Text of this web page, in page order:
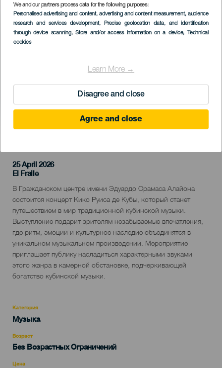
We and our partners process data for the following purposes:
Personalised advertising and content, advertising and content measurement, audience
research and services development, Precise geolocation data, and identification
through device scanning, Store and/or access information on a device, Technical
cookies
Learn More →
Disagree and close
Agree and close
Imagen
Listado
25 April 2026
Localidad
El Fraile
Descripción
del
evento
В Гражданском центре имени Эдуардо Орамаса Алайона
состоится концерт Кико Руиса де Кубы, который станет
путешествием в мир традиционной кубинской музыки.
Выступление подарит зрителям незабываемые впечатления,
где ритм, эмоции и культурное наследие объединятся в
уникальном музыкальном произведении. Мероприятие
приглашает публику насладиться характерными звуками
этого жанра в камерной обстановке, подчеркивающей
богатство кубинской музыки.
Категория
Categoría
del
evento
Музыка
Возраст
Edad
Recomendada
Без Возрастных Ограничений
Цена